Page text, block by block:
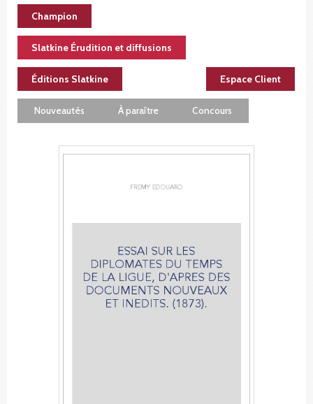
Champion
Slatkine Érudition et diffusions
Éditions Slatkine Espace Client
Nouveautés À paraître Concours